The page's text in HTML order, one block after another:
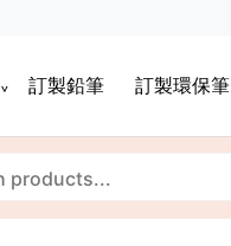
訂製鉛筆 訂製環保筆